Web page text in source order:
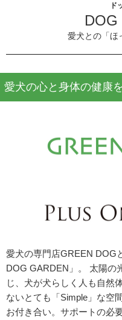
ド
愛犬との「ほ
愛犬の心と身体の健康
愛犬の専門店GREEN DOG
DOG GARDEN」。 太陽の
じ、犬が犬らしく人も自然
ないとても「Simple」な空
お付き合い。サポートの必